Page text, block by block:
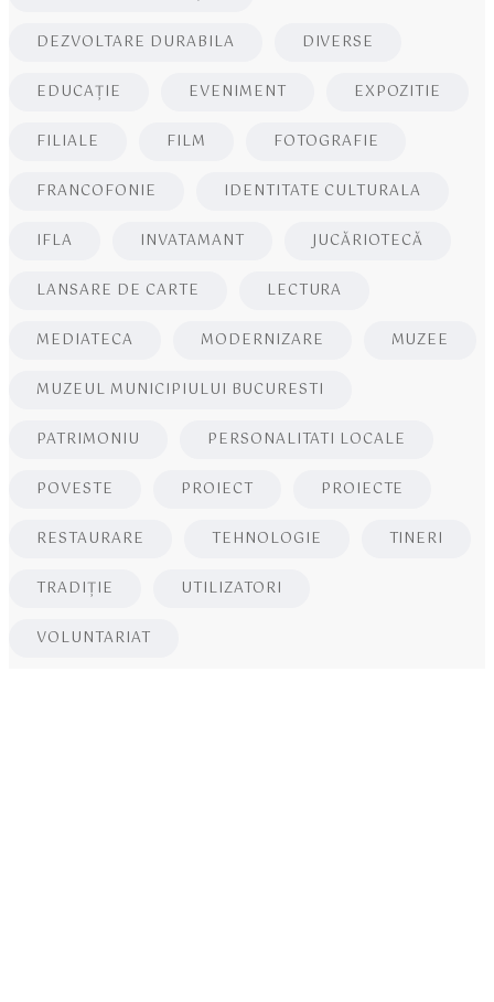
DEZVOLTARE DURABILA DIVERSE
EDUCAŢIE EVENIMENT EXPOZITIE
FILIALE FILM FOTOGRAFIE
FRANCOFONIE IDENTITATE CULTURALA
IFLA INVATAMANT JUCĂRIOTECĂ
LANSARE DE CARTE LECTURA
MEDIATECA MODERNIZARE MUZEE
MUZEUL MUNICIPIULUI BUCURESTI
PATRIMONIU PERSONALITATI LOCALE
POVESTE PROIECT PROIECTE
RESTAURARE TEHNOLOGIE TINERI
TRADIȚIE UTILIZATORI
VOLUNTARIAT